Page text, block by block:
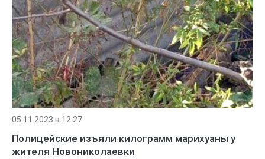
05.11.2023 в 12:27
Полицейские изъяли килограмм марихуаны у
жителя Новониколаевки